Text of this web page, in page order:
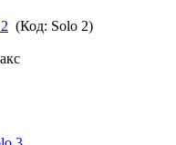
(Код: Solo 2)